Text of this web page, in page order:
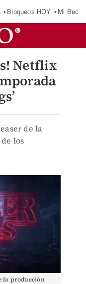
Bloqueos HOY Mi Beca
Netflix
de la
los
la producción